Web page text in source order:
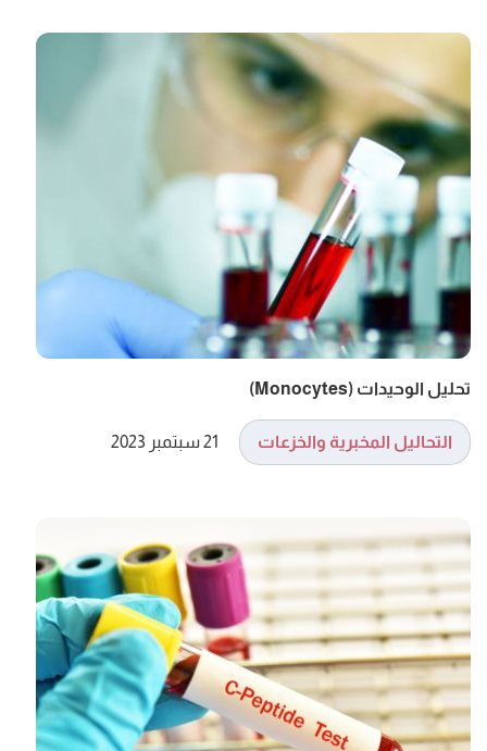
تحليل الوحيدات (Monocytes)
التحاليل المخبرية والخزعات 21 سبتمبر 2023